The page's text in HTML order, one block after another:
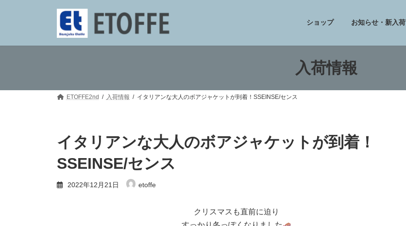
ツ
シ
ショップ お知らせ・新入荷
入荷情報
ETOFFE2nd 入荷情報 イタリアンな大人のボアジャケットが到着！SSEINSE/センス
イタリアンな大人のボアジャケットが到着！
SSEINSE/センス
2022年12月21日 etoffe
クリスマスも直前に迫り